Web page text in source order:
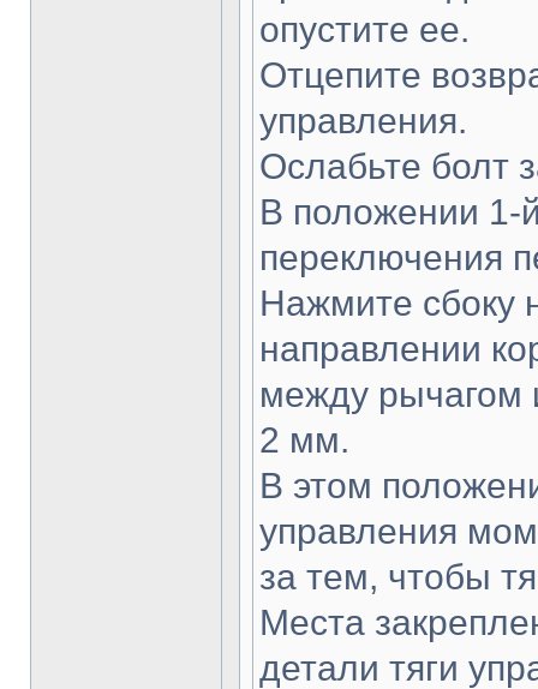
опустите ее.
Отцепите
управления.
Ослабьте болт
В положении 1-
переключения
Нажмите сбоку
направлении
между рычагом
2 мм.
В этом
управления
за тем, чтобы
Места
детали тяги